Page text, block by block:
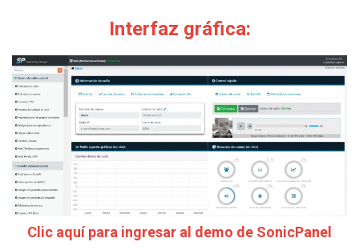
Interfaz gráfica:
Clic aquí para ingresar al demo de SonicPanel